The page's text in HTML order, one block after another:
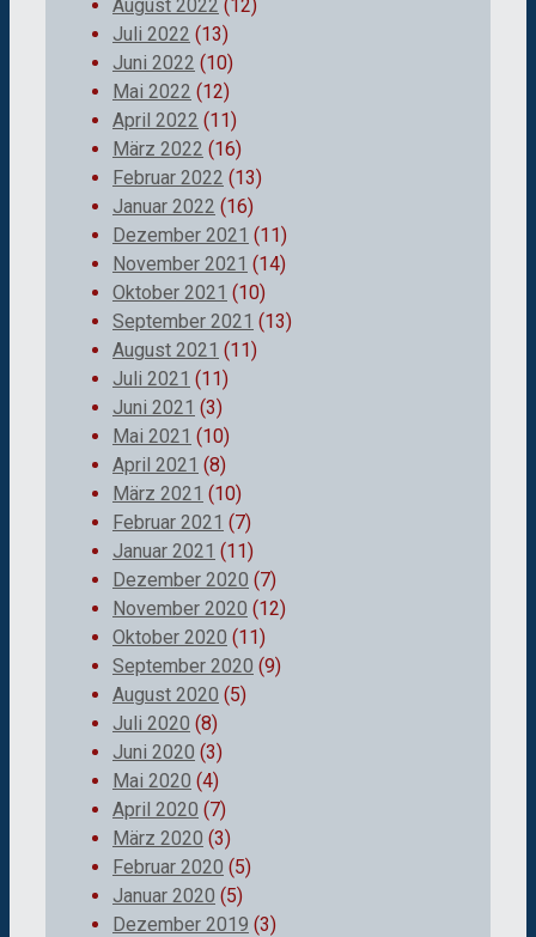
August 2022 (12)
Juli 2022 (13)
Juni 2022 (10)
Mai 2022 (12)
April 2022 (11)
März 2022 (16)
Februar 2022 (13)
Januar 2022 (16)
Dezember 2021 (11)
November 2021 (14)
Oktober 2021 (10)
September 2021 (13)
August 2021 (11)
Juli 2021 (11)
Juni 2021 (3)
Mai 2021 (10)
April 2021 (8)
März 2021 (10)
Februar 2021 (7)
Januar 2021 (11)
Dezember 2020 (7)
November 2020 (12)
Oktober 2020 (11)
September 2020 (9)
August 2020 (5)
Juli 2020 (8)
Juni 2020 (3)
Mai 2020 (4)
April 2020 (7)
März 2020 (3)
Februar 2020 (5)
Januar 2020 (5)
Dezember 2019 (3)